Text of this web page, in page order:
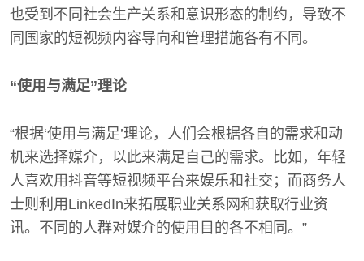
也受到不同社会生产关系和意识形态的制约，导致不
同国家的短视频内容导向和管理措施各有不同。
“使用与满足”理论
“根据‘使用与满足’理论，人们会根据各自的需求和动
机来选择媒介，以此来满足自己的需求。比如，年轻
人喜欢用抖音等短视频平台来娱乐和社交；而商务人
士则利用LinkedIn来拓展职业关系网和获取行业资
讯。不同的人群对媒介的使用目的各不相同。”